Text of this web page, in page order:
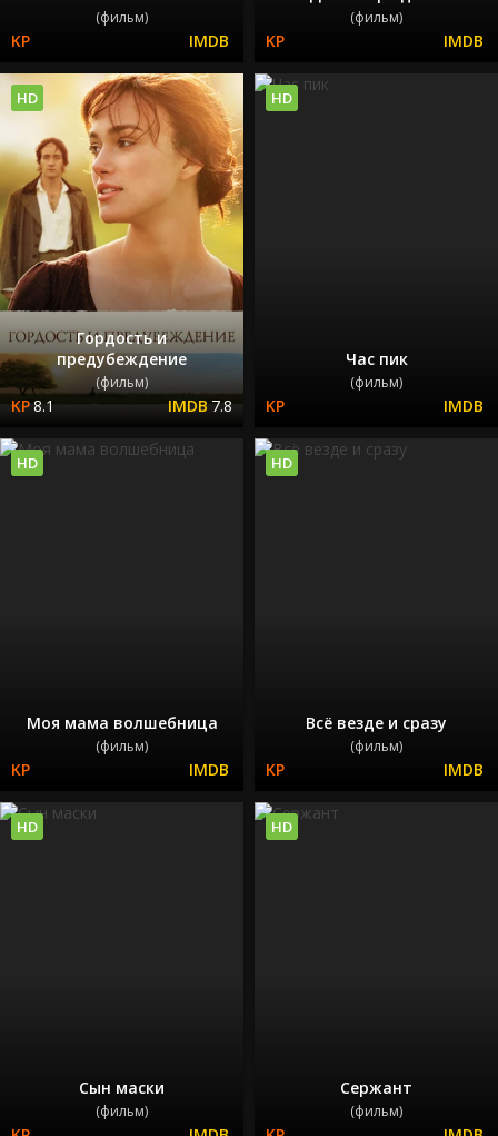
(фильм) (фильм)
Гордость и
предубеждение
(фильм)
8.1 7.8
HD
Час пик
(фильм)
HD
Моя мама волшебница
(фильм)
HD
Всё везде и сразу
(фильм)
HD
Сын маски
(фильм)
HD
Сержант
(фильм)
HD